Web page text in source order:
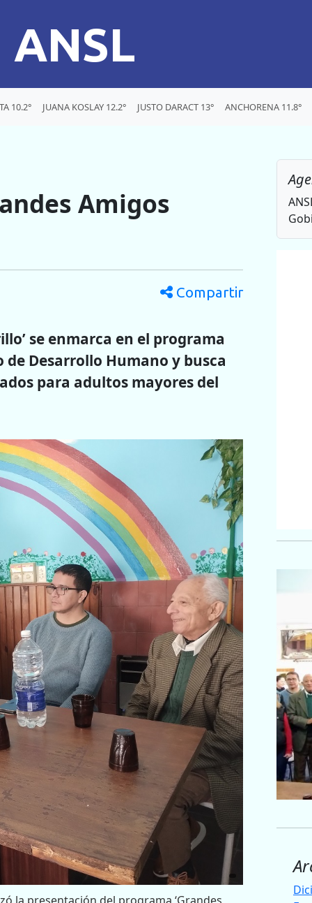
ANSL
10.2° JUANA KOSLAY 12.2° JUSTO DARACT 13° ANCHORENA 11.8°
Amigos
Compartir
se enmarca en el programa
de Desarrollo Humano y busca
para adultos mayores del